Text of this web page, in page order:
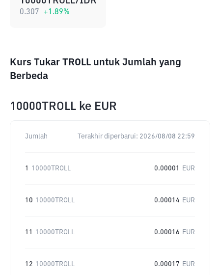
0.307 +1.89%
Kurs Tukar TROLL untuk Jumlah yang
Berbeda
10000TROLL ke EUR
Jumlah Terakhir diperbarui: 2026/08/08 22:59
1 10000TROLL 0.00001 EUR
10 10000TROLL 0.00014 EUR
11 10000TROLL 0.00016 EUR
12 10000TROLL 0.00017 EUR